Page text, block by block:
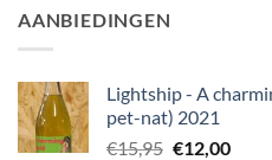
AANBIEDINGEN
Lightship - A
pet-nat) 2021
€15,95 €12,00